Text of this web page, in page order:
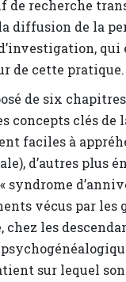
de recherche
diffusion de la
qui
de cette pratique.
de six
concepts clés
faciles à
d’autres plus
syndrome
vécus par
les
sur lequel